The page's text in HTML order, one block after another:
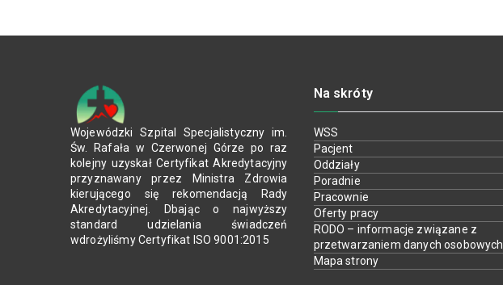
Wojewódzki Szpital Specjalistyczny im.
Św. Rafała w Czerwonej Górze po raz
kolejny uzyskał Certyfikat Akredytacyjny
przyznawany przez Ministra Zdrowia
kierującego się rekomendacją Rady
Akredytacyjnej. Dbając o najwyższy
standard udzielania świadczeń
wdrożyliśmy Certyfikat ISO 9001:2015
Na skróty
WSS
Pacjent
Oddziały
Poradnie
Pracownie
Oferty pracy
RODO – informacje związane z
przetwarzaniem danych osobowych
Mapa strony